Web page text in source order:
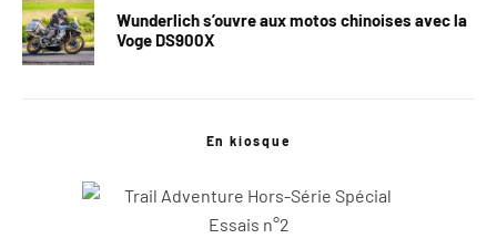
Wunderlich s’ouvre aux motos chinoises avec la
Voge DS900X
En kiosque